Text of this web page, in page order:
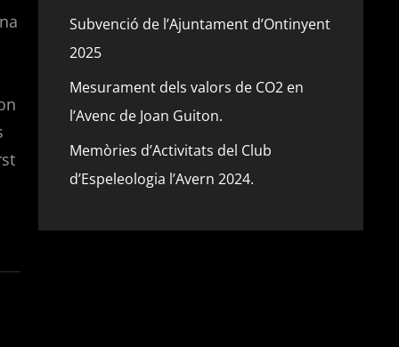
Subvenció de l’Ajuntament d’Ontinyent
2025
Mesurament dels valors de CO2 en
l’Avenc de Joan Guiton.
Memòries d’Activitats del Club
d’Espeleologia l’Avern 2024.